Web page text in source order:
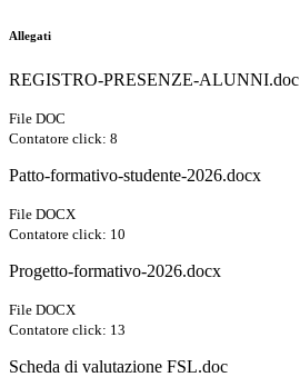
Allegati
REGISTRO-PRESENZE-ALUNNI.doc
File DOC
Contatore click: 8
Patto-formativo-studente-2026.docx
File DOCX
Contatore click: 10
Progetto-formativo-2026.docx
File DOCX
Contatore click: 13
Scheda di valutazione FSL.doc